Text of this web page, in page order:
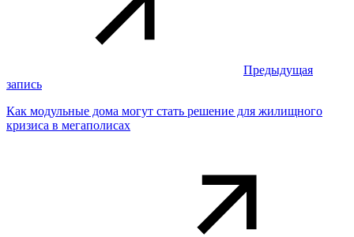
Предыдущая
запись
Как модульные дома могут стать решение для жилищного
кризиса в мегаполисах